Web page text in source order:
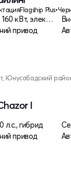
Flagship Plus•
218 л.с., 160 кВт, электро
привод
Юнусабадский
I
л.с., гибрид
привод